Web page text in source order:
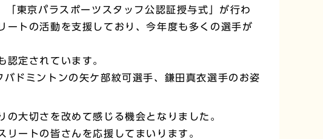
東京パラスポーツスタッフ公認証授与式」が行わ
トの活動を支援しており、今年度も多くの選手が
認定されています。
ドミントンの矢ケ部紋可選手、鎌田真衣選手のお姿
大切さを改めて感じる機会となりました。
ートの皆さんを応援してまいります。